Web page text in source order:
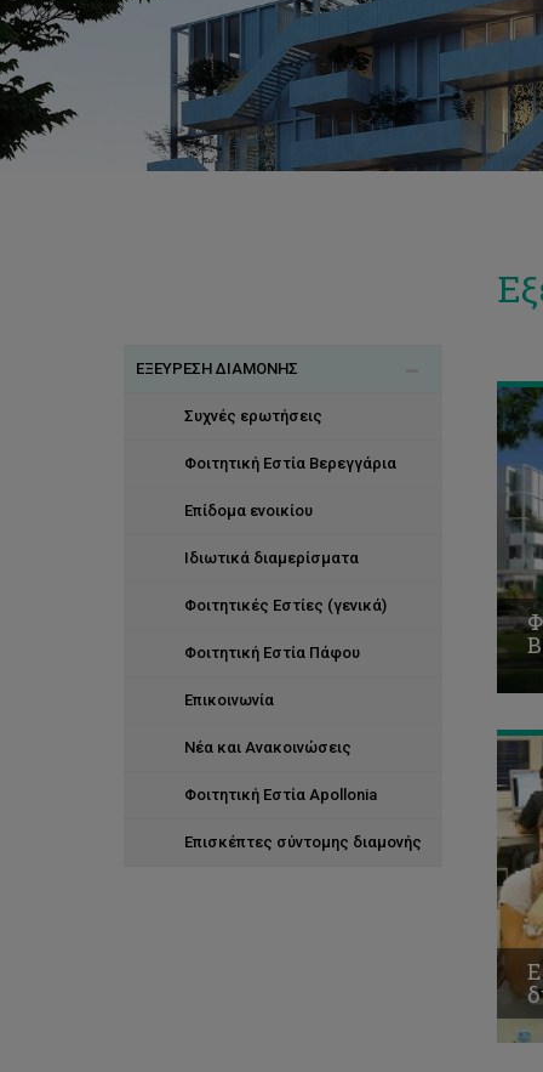
ΕΞΕΥΡΕΣΗ ΔΙΑΜΟΝΗΣ
Συχνές ερωτήσεις
Φοιτητική Εστία Βερεγγάρια
Επίδομα ενοικίου
Ιδιωτικά διαμερίσματα
Φοιτητικές Εστίες (γενικά)
Φοιτητική Εστία Πάφου
Επικοινωνία
Νέα και Ανακοινώσεις
Φοιτητική Εστία Apollonia
Επισκέπτες σύντομης διαμονής